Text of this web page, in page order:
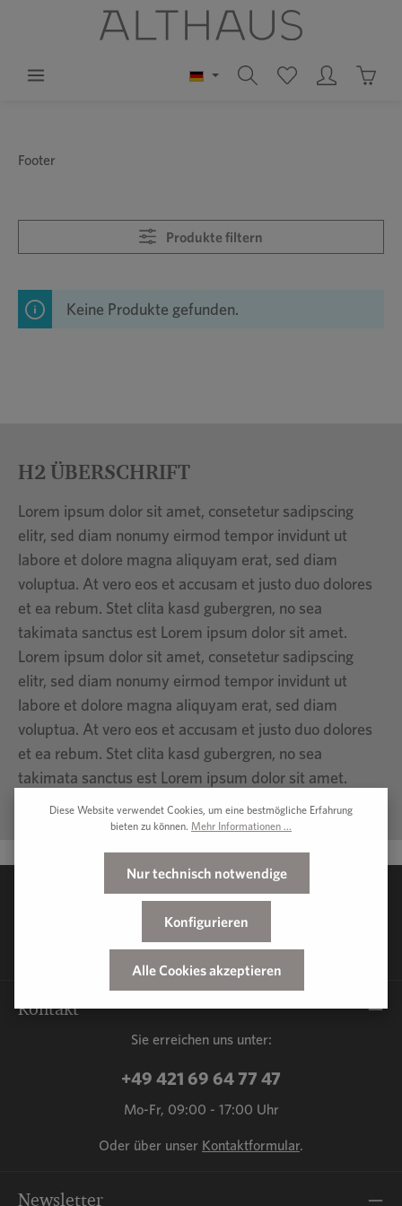
Footer
Produkte filtern
Keine Produkte gefunden.
H2 ÜBERSCHRIFT
Lorem ipsum dolor sit amet, consetetur sadipscing
elitr, sed diam nonumy eirmod tempor invidunt ut
labore et dolore magna aliquyam erat, sed diam
voluptua. At vero eos et accusam et justo duo dolores
et ea rebum. Stet clita kasd gubergren, no sea
takimata sanctus est Lorem ipsum dolor sit amet.
Lorem ipsum dolor sit amet, consetetur sadipscing
elitr, sed diam nonumy eirmod tempor invidunt ut
labore et dolore magna aliquyam erat, sed diam
voluptua. At vero eos et accusam et justo duo dolores
et ea rebum. Stet clita kasd gubergren, no sea
takimata sanctus est Lorem ipsum dolor sit amet.
Kontakt
Sie erreichen uns unter:
+49 421 69 64 77 47
Mo-Fr, 09:00 - 17:00 Uhr
Oder über unser Kontaktformular.
Newsletter
Diese Website verwendet Cookies, um eine bestmögliche Erfahrung
bieten zu können. Mehr Informationen ...
Nur technisch notwendige
Konfigurieren
Alle Cookies akzeptieren